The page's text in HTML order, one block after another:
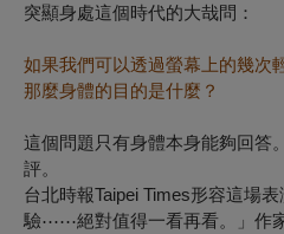
突顯身處這個時代的大哉問：
如果我們可以透過螢幕上的幾次
那麼身體的目的是什麼？
這個問題只有身體本身能夠回答
評。
台北時報Taipei Times形容這場
驗⋯⋯絕對值得一看再看。」作